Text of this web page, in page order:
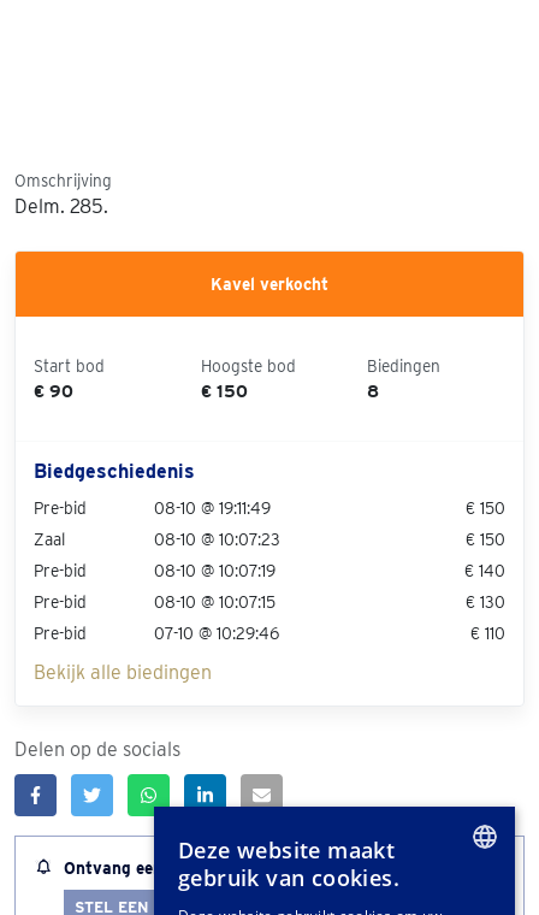
Omschrijving
Delm. 285.
Kavel verkocht
Start bod
€ 90
Hoogste bod
€ 150
Biedingen
8
Biedgeschiedenis
Pre-bid 08-10 @ 19:11:49
€ 150
Zaal
08-10 @ 10:07:23
€ 150
Pre-bid
08-10 @ 10:07:19
€ 140
Pre-bid
08-10 @ 10:07:15
€ 130
Pre-bid
07-10 @ 10:29:46 € 110
Bekijk alle biedingen
Delen op de socials
Ontvang een melding wanneer dit kavel bijna afloopt
STEL EEN LOTALERT IN
Deze website maakt
gebruik van cookies.